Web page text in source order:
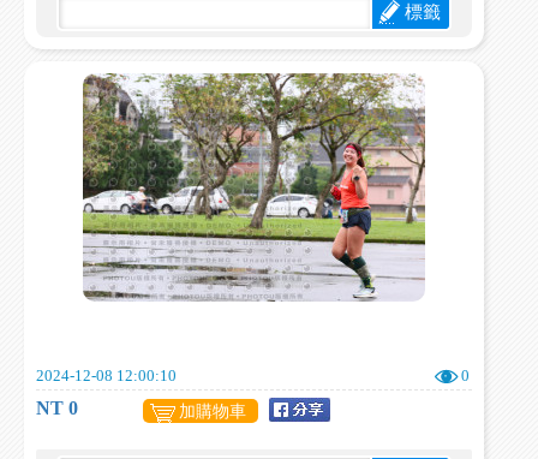
標籤
2024-12-08 12:00:10 0
NT 0 加購物車